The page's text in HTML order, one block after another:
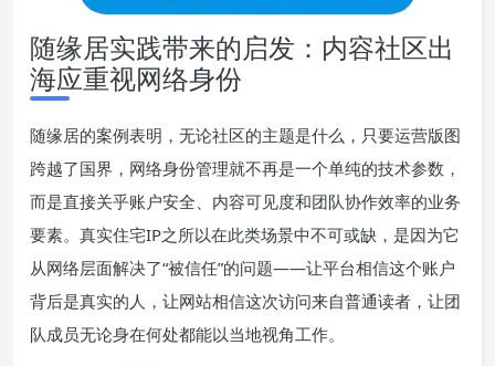
随缘居实践带来的启发：内容社区出
海应重视网络身份
随缘居的案例表明，无论社区的主题是什么，只要运营版图
跨越了国界，网络身份管理就不再是一个单纯的技术参数，
而是直接关乎账户安全、内容可见度和团队协作效率的业务
要素。真实住宅IP之所以在此类场景中不可或缺，是因为它
从网络层面解决了“被信任”的问题——让平台相信这个账户
背后是真实的人，让网站相信这次访问来自普通读者，让团
队成员无论身在何处都能以当地视角工作。